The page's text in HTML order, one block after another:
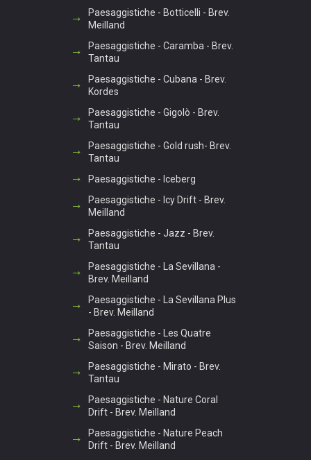
Paesaggistiche - Botticelli - Brev.
Meilland
Paesaggistiche - Caramba - Brev.
Tantau
Paesaggistiche - Cubana - Brev.
Kordes
Paesaggistiche - Gigolò - Brev.
Tantau
Paesaggistiche - Gold rush- Brev.
Tantau
Paesaggistiche - Iceberg
Paesaggistiche - Icy Drift - Brev.
Meilland
Paesaggistiche - Jazz - Brev.
Tantau
Paesaggistiche - La Sevillana -
Brev. Meilland
Paesaggistiche - La Sevillana Plus
- Brev. Meilland
Paesaggistiche - Les Quatre
Saison - Brev. Meilland
Paesaggistiche - Mirato - Brev.
Tantau
Paesaggistiche - Nature Coral
Drift - Brev. Meilland
Paesaggistiche - Nature Peach
Drift - Brev. Meilland